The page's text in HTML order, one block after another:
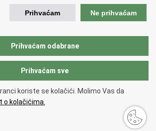
Union
financija, Carinska uprava.
Prihvaćam Ne prihvaćam
Prihvaćam odabrane
Prihvaćam sve
koriste se kolačići. Molimo Vas da
o kolačićima.